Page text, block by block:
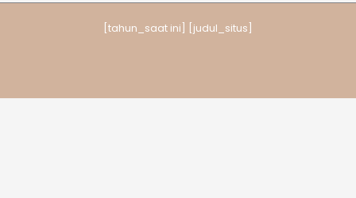
[tahun_saat ini] [judul_situs]